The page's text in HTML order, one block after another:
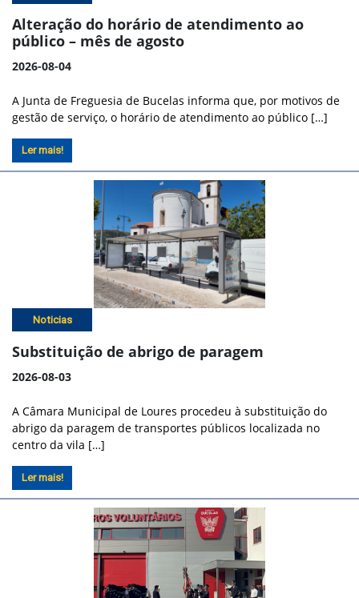
Alteração do horário de atendimento ao
público – mês de agosto
2026-08-04
A Junta de Freguesia de Bucelas informa que, por motivos de
gestão de serviço, o horário de atendimento ao público […]
Ler mais!
Noticias
Substituição de abrigo de paragem
2026-08-03
A Câmara Municipal de Loures procedeu à substituição do
abrigo da paragem de transportes públicos localizada no
centro da vila […]
Ler mais!